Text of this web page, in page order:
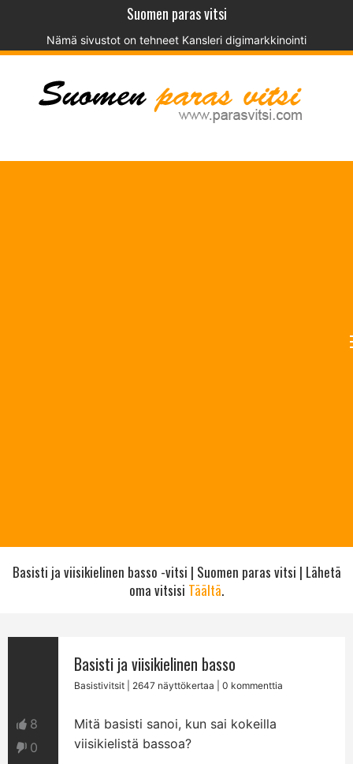
Suomen paras vitsi
Nämä sivustot on tehneet Kansleri digimarkkinointi
Basisti ja viisikielinen basso -vitsi | Suomen paras vitsi | Lähetä
oma vitsisi Täältä.
8
0
Basisti ja viisikielinen basso
Basistivitsit | 2647 näyttökertaa | 0 kommenttia
Mitä basisti sanoi, kun sai kokeilla
viisikielistä bassoa?